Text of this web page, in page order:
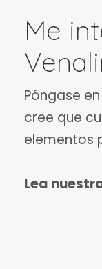
Me
Póngase
cree que
elementos
Lea